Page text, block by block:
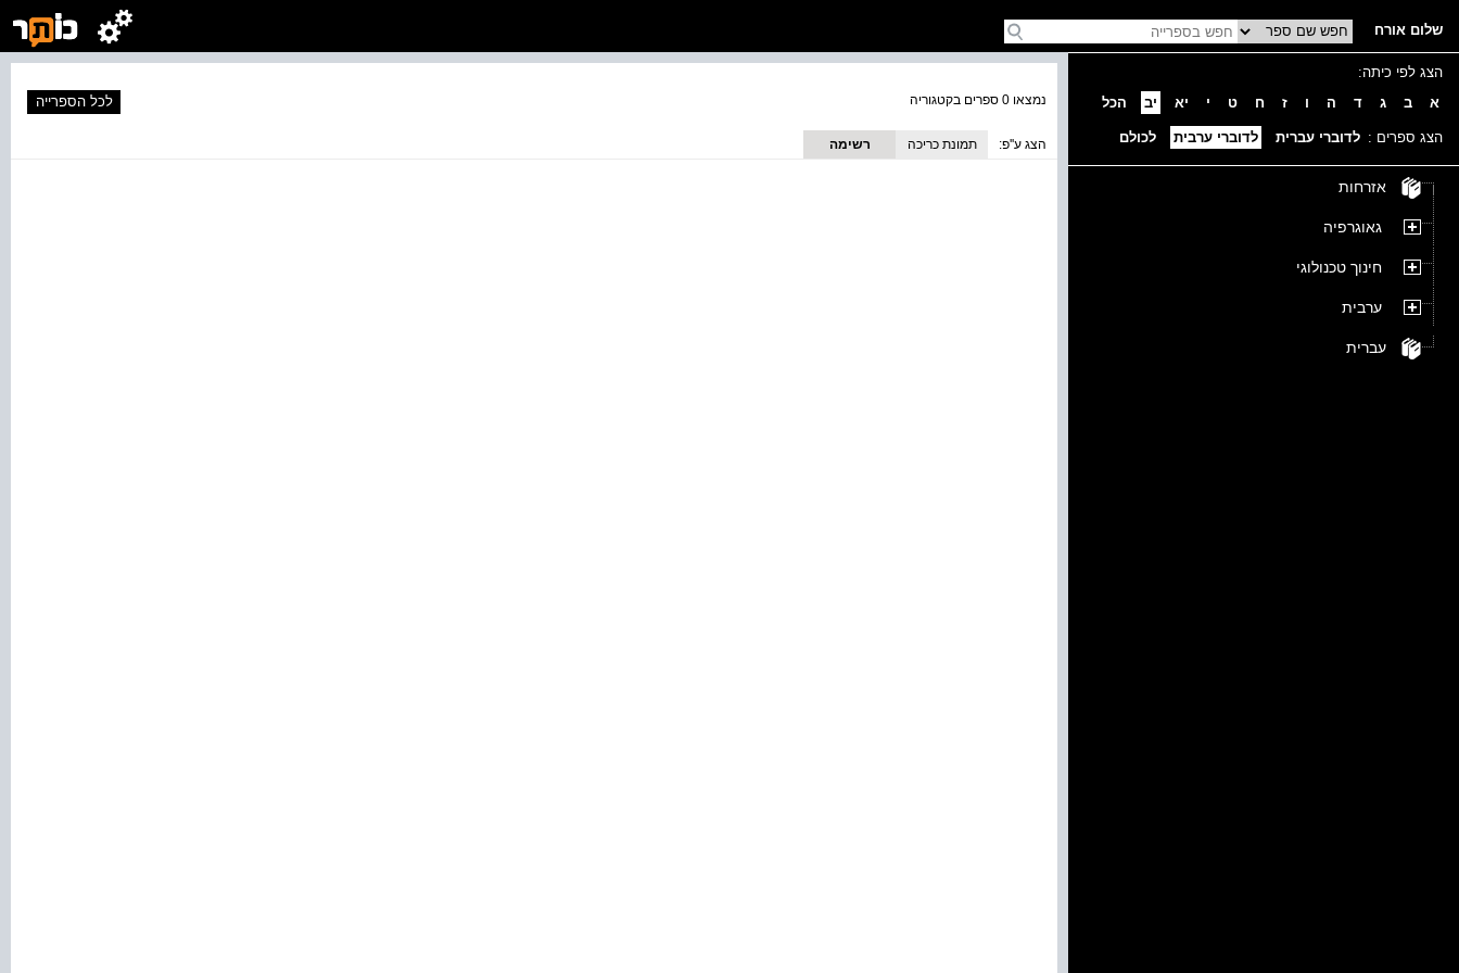
שלום אורח
הצג לפי כיתה:
א
ב ג ד ה ו ז ח ט י יא יב הכל
הצג ספרים : לדוברי עברית לדוברי ערבית לכולם
אזרחות
גאוגרפיה
חינוך טכנולוגי
ערבית
עברית
נמצאו 0 ספרים בקטגוריה לכל הספרייה
הצג ע''פ: תמונת כריכה רשימה